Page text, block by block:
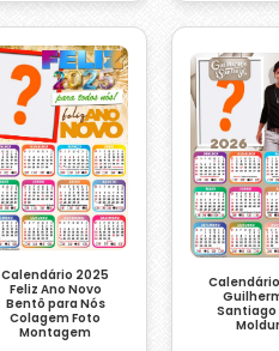
Calendário 2025
Feliz Ano Novo
Bentô para Nós
Colagem Foto
Montagem
Santiago